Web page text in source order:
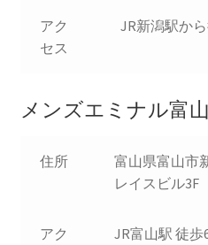
アク
セス
JR新潟駅か
メンズエミナル富
住所
富山県富山市
レイスビル3F
アク
JR富山駅 徒歩